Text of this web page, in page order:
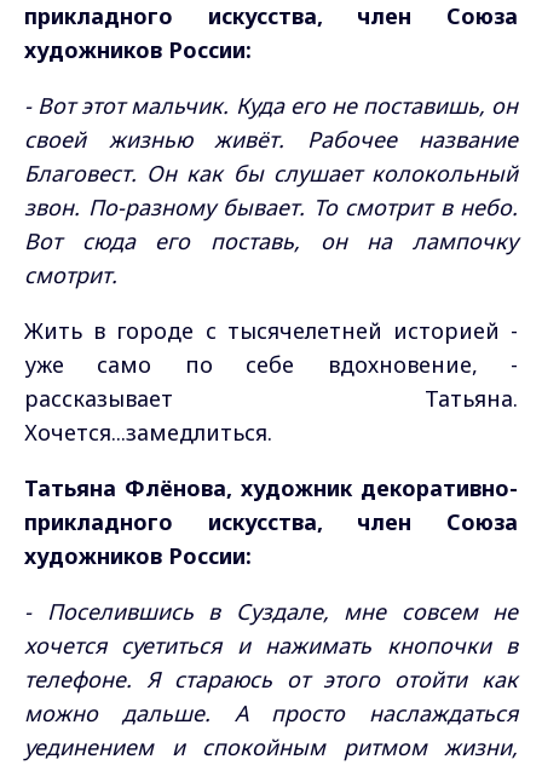
прикладного искусства, член Союза
художников России:
- Вот этот мальчик. Куда его не поставишь, он
своей жизнью живёт. Рабочее название
Благовест. Он как бы слушает колокольный
звон. По-разному бывает. То смотрит в небо.
Вот сюда его поставь, он на лампочку
смотрит.
Жить в городе с тысячелетней историей -
уже само по себе вдохновение, -
рассказывает Татьяна.
Хочется...замедлиться.
Татьяна Флёнова, художник декоративно-
прикладного искусства, член Союза
художников России:
- Поселившись в Суздале, мне совсем не
хочется суетиться и нажимать кнопочки в
телефоне. Я стараюсь от этого отойти как
можно дальше. А просто наслаждаться
уединением и спокойным ритмом жизни,